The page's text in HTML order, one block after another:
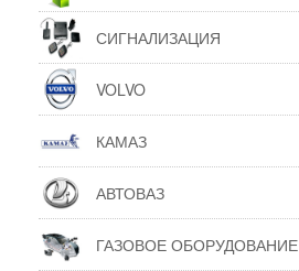
СИГНАЛИЗАЦИЯ
VOLVO
КАМАЗ
АВТОВАЗ
ГАЗОВОЕ ОБОРУДОВАНИЕ